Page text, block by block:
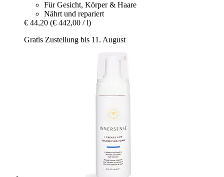
Für Gesicht, Körper & Haare
Nährt und repariert
€ 44,20 (€ 442,00 / l)
Gratis Zustellung bis 11. August